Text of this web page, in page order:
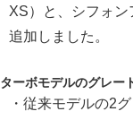
XS）と、シフォ
追加しました。
ターボモデルのグレー
・従来モデルの2